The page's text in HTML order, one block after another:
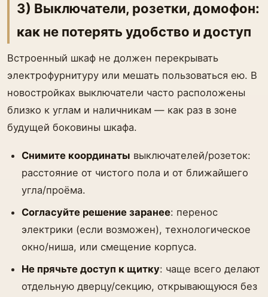
3) Выключатели, розетки, домофон:
как не потерять удобство и доступ
Встроенный шкаф не должен перекрывать
электрофурнитуру или мешать пользоваться ею. В
новостройках выключатели часто расположены
близко к углам и наличникам — как раз в зоне
будущей боковины шкафа.
Снимите координаты выключателей/розеток:
расстояние от чистого пола и от ближайшего
угла/проёма.
Согласуйте решение заранее: перенос
электрики (если возможен), технологическое
окно/ниша, или смещение корпуса.
Не прячьте доступ к щитку: чаще всего делают
отдельную дверцу/секцию, открывающуюся без